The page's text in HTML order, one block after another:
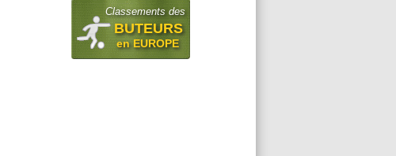
Classements des
BUTEURS
en EUROPE